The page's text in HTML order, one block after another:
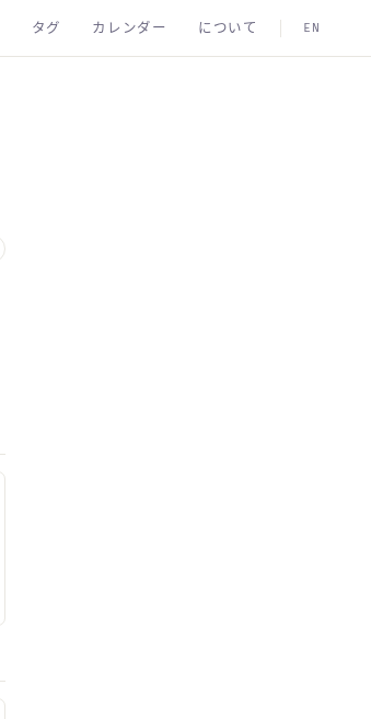
タグ カレンダー について EN